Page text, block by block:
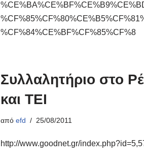
%CF%84%CE%BF%CF%85%CF%8
Συλλαλητήριο στο
και ΤΕΙ
απόefd 25/08/2011
http://www.goodnet.gr/